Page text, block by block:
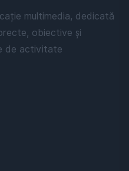
multimedia, dedicată
obiective și
de activitate